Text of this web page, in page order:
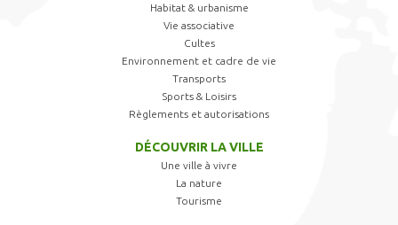
Habitat & urbanisme
Vie associative
Cultes
Environnement et cadre de vie
Transports
Sports & Loisirs
Règlements et autorisations
DÉCOUVRIR LA VILLE
Une ville à vivre
La nature
Tourisme